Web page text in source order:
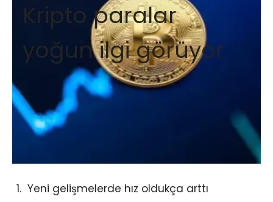
Kripto paralar
yoğun ilgi görüyor
Yeni gelişmelerde hız oldukça arttı